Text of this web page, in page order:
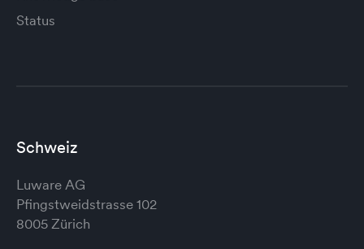
Status
Schweiz
Luware AG
Pfingstweidstrasse 102
8005 Zürich